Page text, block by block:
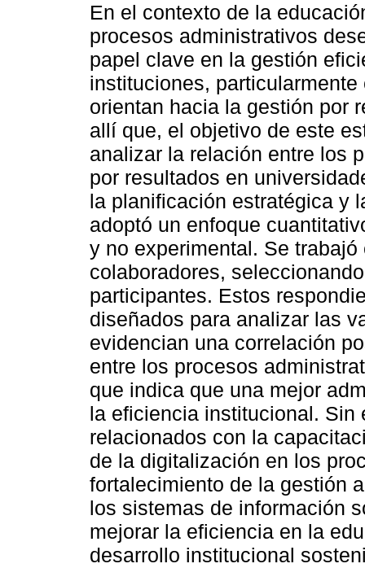
En el contexto de la
procesos administrativos
papel clave en la gestión
instituciones, particularmente
orientan hacia la gestión por
allí que, el objetivo de este
analizar la relación entre los
por resultados en
la planificación estratégica y
adoptó un enfoque
y no experimental. Se
colaboradores,
participantes. Estos
diseñados para analizar las
evidencian una correlación
entre los procesos
que indica que una mejor
la eficiencia institucional. Sin
relacionados con la
de la digitalización en los
fortalecimiento de la gestión
los sistemas de información
mejorar la eficiencia en la
desarrollo institucional